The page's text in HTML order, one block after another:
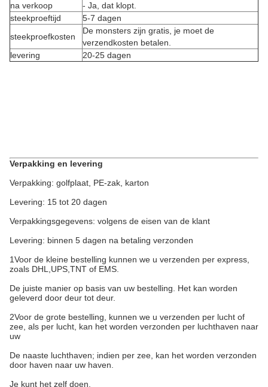
na verkoop
- Ja, dat klopt.
steekproeftijd
5-7 dagen
steekproefkosten
De monsters zijn gratis, je moet de
verzendkosten betalen.
levering
20-25 dagen
Verpakking en levering
Verpakking: golfplaat, PE-zak, karton
Levering: 15 tot 20 dagen
Verpakkingsgegevens: volgens de eisen van de klant
Levering: binnen 5 dagen na betaling verzonden
1Voor de kleine bestelling kunnen we u verzenden per express,
zoals DHL,UPS,TNT of EMS.
De juiste manier op basis van uw bestelling. Het kan worden
geleverd door deur tot deur.
2Voor de grote bestelling, kunnen we u verzenden per lucht of
zee, als per lucht, kan het worden verzonden per luchthaven naar
uw
De naaste luchthaven; indien per zee, kan het worden verzonden
door haven naar uw haven.
Je kunt het zelf doen.